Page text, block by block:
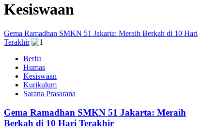
Kesiswaan
Gema Ramadhan SMKN 51 Jakarta: Meraih Berkah di 10 Hari
Terakhir
Berita
Humas
Kesiswaan
Kurikulum
Sarana Prasarana
Gema Ramadhan SMKN 51 Jakarta: Meraih
Berkah di 10 Hari Terakhir